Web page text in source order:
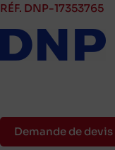
RÉF. DNP-17353765
Demande de devis